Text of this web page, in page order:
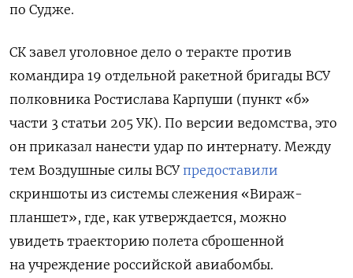
по Судже.
СК завел уголовное дело о теракте против
командира 19 отдельной ракетной бригады ВСУ
полковника Ростислава Карпуши (пункт «б»
части 3 статьи 205 УК). По версии ведомства, это
он приказал нанести удар по интернату. Между
тем Воздушные силы ВСУ предоставили
скриншоты из системы слежения «Вираж-
планшет», где, как утверждается, можно
увидеть траекторию полета сброшенной
на учреждение российской авиабомбы.